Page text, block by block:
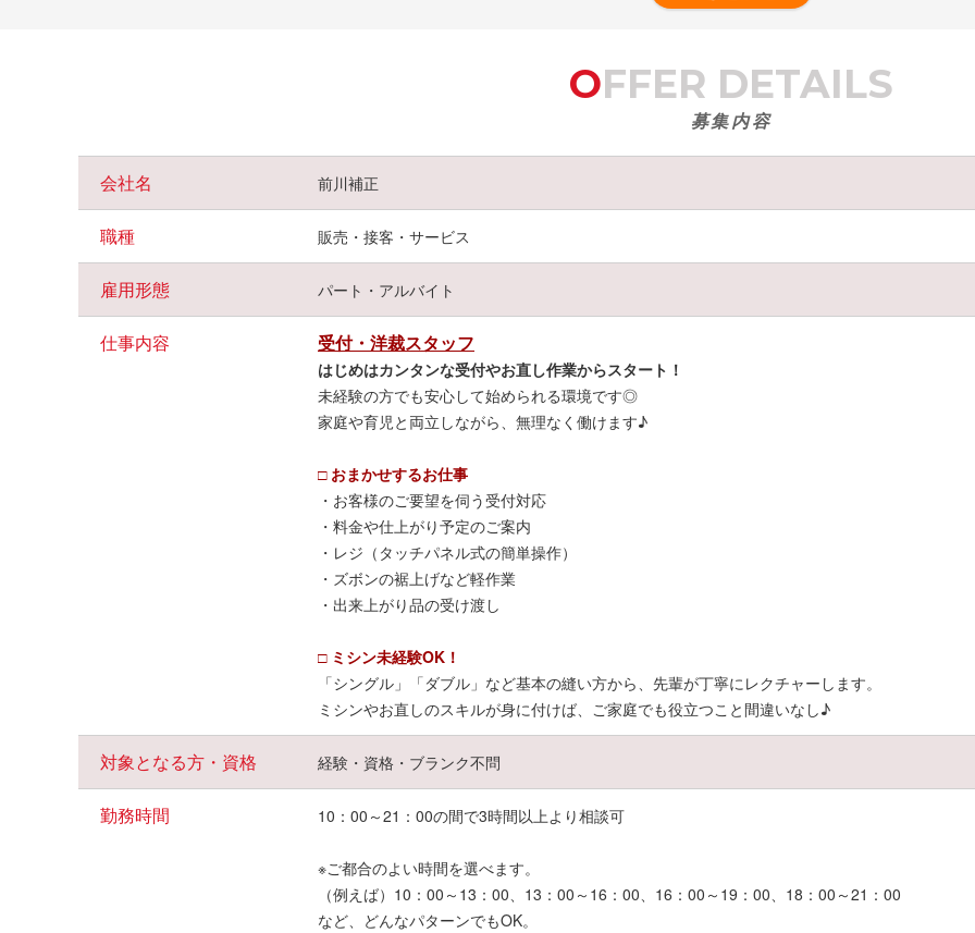
イチから丁寧に教えますので、ミシンやお直しも少しずつできるようになり、楽しみながら成長できます。
簡単な受付や軽作業が中心
で安心スタート
リピーターさん多数！「ありがとう」が飛び交う、地域で愛されるお店です。
未経験・ブランクOK！「やってみたい」の気持ちがあれば大歓迎！
細かい作業やコツコツ取り組むのが好きな方におすすめです♪
まずはお気軽にご応募ください。
OFFER DETAILS
募集内容
会社名 前川補正
職種 販売・接客・サービス
雇用形態 パート・アルバイト
仕事内容 受付・洋裁スタッフ
はじめはカンタンな受付やお直し作業からスタート！
未経験の方でも安心して始められる環境です◎
家庭や育児と両立しながら、無理なく働けます♪
□ おまかせするお仕事
・お客様のご要望を伺う受付対応
・料金や仕上がり予定のご案内
・レジ（タッチパネル式の簡単操作）
・ズボンの裾上げなど軽作業
・出来上がり品の受け渡し
□ ミシン未経験OK！
「シングル」「ダブル」など基本の縫い方から、先輩が丁寧にレクチャーします。
ミシンやお直しのスキルが身に付けば、ご家庭でも役立つこと間違いなし♪
対象となる方・資格 経験・資格・ブランク不問
勤務時間 10：00～21：00の間で3時間以上より相談可
※ご都合のよい時間を選べます。
（例えば）10：00～13：00、13：00～16：00、16：00～19：00、18：00～21：00
など、どんなパターンでもOK。